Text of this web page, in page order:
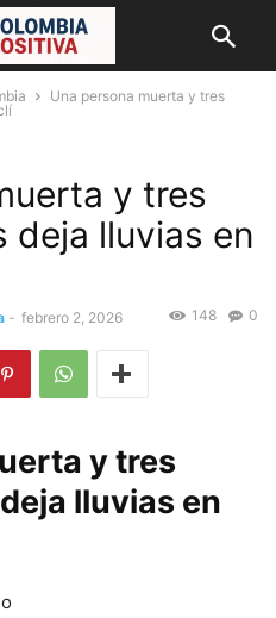
Una persona muerta y tres
y tres
deja lluvias en
- febrero 2, 2026 0
148
y tres
lluvias en